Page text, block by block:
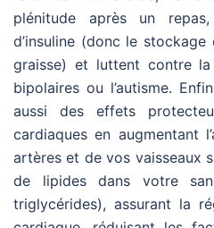
plénitude après un
d’insuline (donc le
graisse) et luttent contre
bipolaires ou l’autisme.
aussi des effets
cardiaques en augmentant
artères et de vos vaisseaux
de lipides dans votre
triglycérides), assurant la